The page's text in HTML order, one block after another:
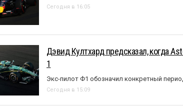
Сегодня в 16:05
Дэвид Култхард предсказал, когда
1
Экс-пилот Ф1 обозначил конкретный
Сегодня в 15:09